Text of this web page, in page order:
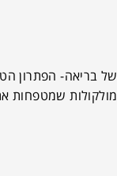
מולקולות שמטפחות